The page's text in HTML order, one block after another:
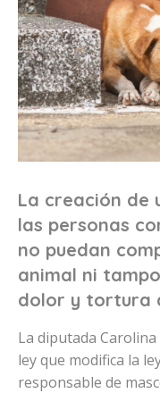
La creación de
las personas
no puedan
animal ni
dolor y tortura
La diputada
ley que modifica la
responsable de